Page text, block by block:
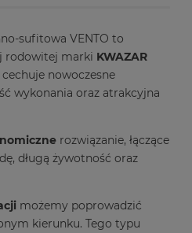
sufitowa VENTO to
rodowitej marki KWAZAR
nowoczesne
wykonania oraz atrakcyjna
rozwiązanie, łączące
długą żywotność oraz
możemy poprowadzić
kierunku. Tego typu